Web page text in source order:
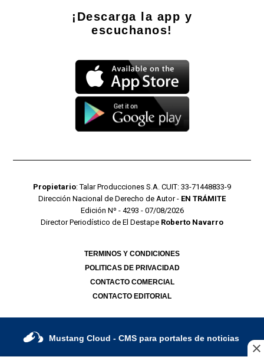
¡Descarga la app y
escuchanos!
Propietario: Talar Producciones S.A. CUIT: 33-71448833-9
Dirección Nacional de Derecho de Autor - EN TRÁMITE
Edición Nº - 4293 - 07/08/2026
Director Periodístico de El Destape Roberto Navarro
TERMINOS Y CONDICIONES
POLITICAS DE PRIVACIDAD
CONTACTO COMERCIAL
CONTACTO EDITORIAL
Mustang Cloud - CMS para portales de noticias